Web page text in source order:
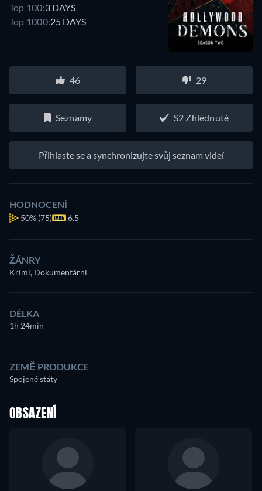
Top 100:3 DAYS
Top 1000:25 DAYS
46 29
Seznamy S2 Zhlédnuté
Přihlaste se a synchronizujte svůj seznam videí
HODNOCENÍ
50% (75) 6.5
ŽÁNRY
Krimi, Dokumentární
DÉLKA
1h 24min
ZEMĚ PRODUKCE
Spojené státy
OBSAZENÍ